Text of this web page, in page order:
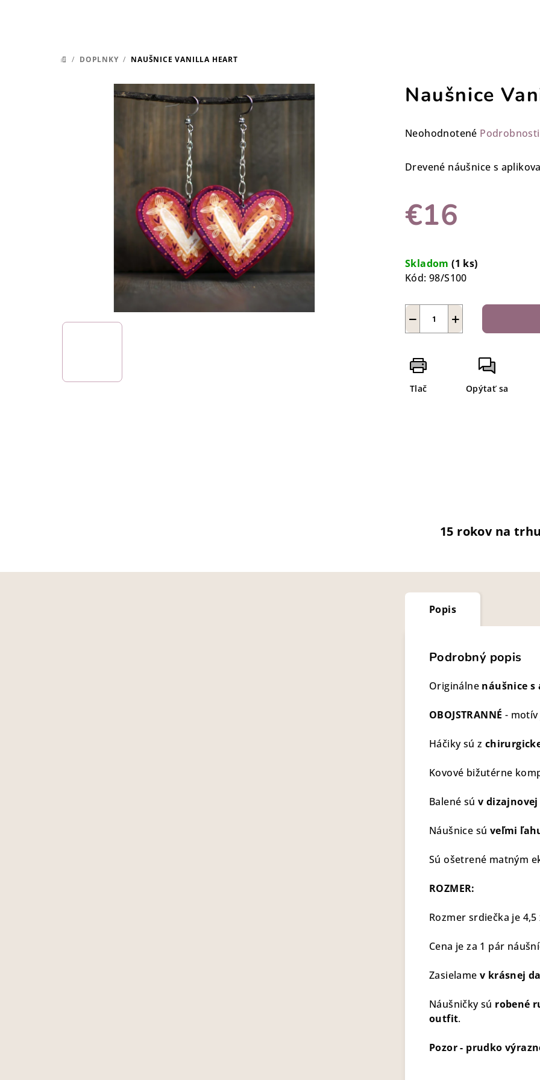
DOMOV
/ DOPLNKY / NAUŠNICE VANILLA HEART
Naušnice
Priemerné
produktu
z
5
Neohodnotené
Drevené náušnice s
€16
cena:
Skladom(1 ks)
Kód: 98/S100
+
−
Tlač Opýtať sa
15 rokov na trhu
Popis
Podrobný popis
Originálne náušnice
OBOJSTRANNÉ -
Háčiky sú z
Kovové bižutérne
Balené sú v
Náušnice sú veľmi
Sú ošetrené matným
ROZMER:
Rozmer srdiečka je 4,5
Cena je za 1 pár
Zasielame v krásnej
Náušničky sú robené
outfit.
Pozor - prudko